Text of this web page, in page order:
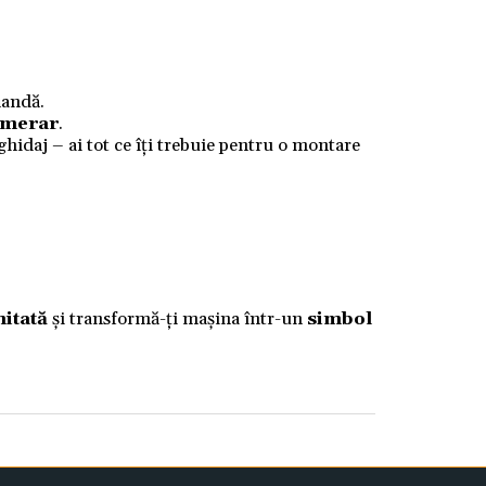
.
– ai tot ce îți trebuie pentru o montare
și transformă-ți mașina într-un simbol